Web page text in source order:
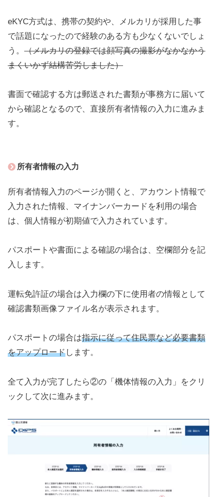
eKYC方式は、携帯の契約や、メルカリが採用した事
で話題になったので経験のある方も少なくないでしょ
う。 （メルカリの登録では顔写真の撮影がなかなかう
まくいかず結構苦労しました）
書面で確認する方は郵送された書類が事務方に届いて
から確認となるので、直接所有者情報の入力に進みま
す。
所有者情報の入力
所有者情報入力のページが開くと、アカウント情報で
入力された情報、マイナンバーカードを利用の場合
は、個人情報が初期値で入力されています。
パスポートや書面による確認の場合は、空欄部分を記
入します。
運転免許証の場合は入力欄の下に使用者の情報として
確認書類画像ファイル名が表示されます。
パスポートの場合は指示に従って住民票など必要書類
をアップロードします。
全て入力が完了したら②の「機体情報の入力」をクリ
ックして次に進みます。